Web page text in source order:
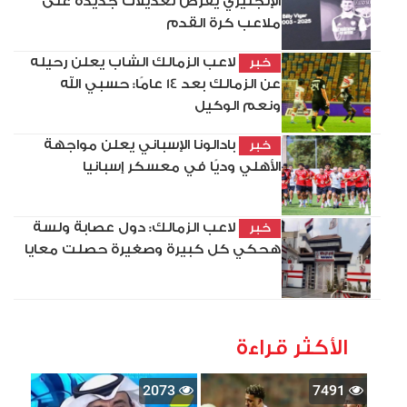
ملاعب كرة القدم
خبر
لاعب الزمالك الشاب يعلن رحيله
عن الزمالك بعد 14 عامًا: حسبي الله
ونعم الوكيل
خبر
بادالونا الإسباني يعلن مواجهة
الأهلي وديًا في معسكر إسبانيا
خبر
لاعب الزمالك: دول عصابة ولسة
هحكي كل كبيرة وصغيرة حصلت معايا
الأكثر قراءة
7491
2073